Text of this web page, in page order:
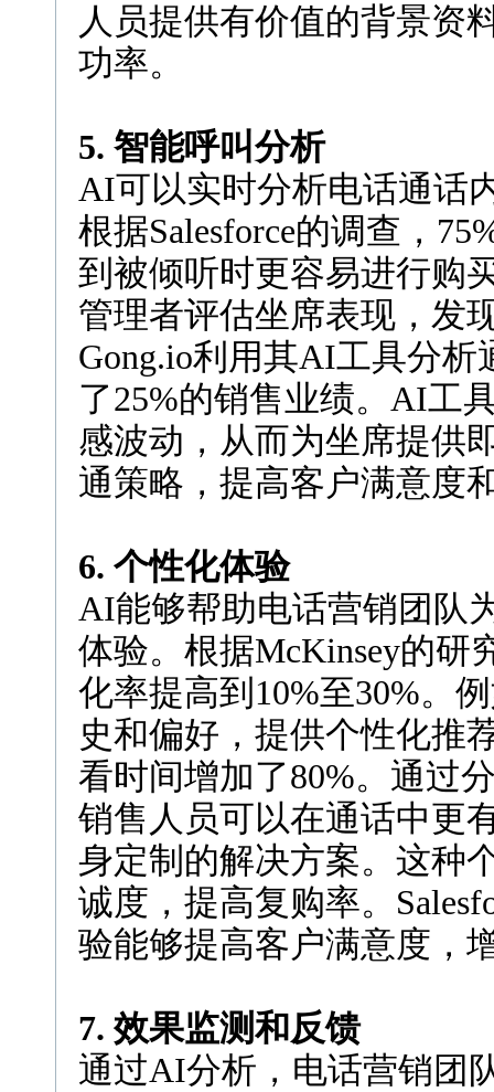
人员提供有价值的背景资
功率。
5. 智能呼叫分析
AI可以实时分析电话通话
根据Salesforce的调查，
到被倾听时更容易进行购
管理者评估坐席表现，发
Gong.io利用其AI工具分
了25%的销售业绩。AI工
感波动，从而为坐席提供
通策略，提高客户满意度
6. 个性化体验
AI能够帮助电话营销团队
体验。根据McKinsey的研
化率提高到10%至30%。
史和偏好，提供个性化推
看时间增加了80%。通过
销售人员可以在通话中更
身定制的解决方案。这种
诚度，提高复购率。
验能够提高客户满意度，
7. 效果监测和反馈
通过AI分析，电话营销团